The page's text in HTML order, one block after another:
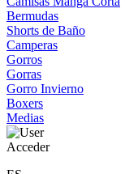
Bermudas
Shorts de Baño
Camperas
Gorros
Gorras
Gorro Invierno
Boxers
Medias
Acceder